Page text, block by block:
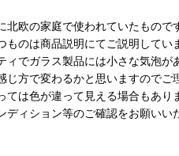
北欧の家庭で使われていたもの
ものは商品説明にてご説明して
ィでガラス製品には小さな気泡が
じ方で変わるかと思いますのでご
ては色が違って見える場合もあ
ディション等のご確認をお願い